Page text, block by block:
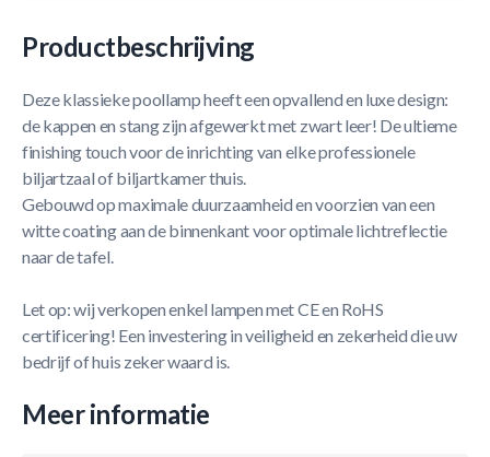
Productbeschrijving
Deze klassieke poollamp heeft een opvallend en luxe design:
de kappen en stang zijn afgewerkt met zwart leer! De ultieme
finishing touch voor de inrichting van elke professionele
biljartzaal of biljartkamer thuis.
Gebouwd op maximale duurzaamheid en voorzien van een
witte coating aan de binnenkant voor optimale lichtreflectie
naar de tafel.
Let op: wij verkopen enkel lampen met CE en RoHS
certificering! Een investering in veiligheid en zekerheid die uw
bedrijf of huis zeker waard is.
Meer informatie